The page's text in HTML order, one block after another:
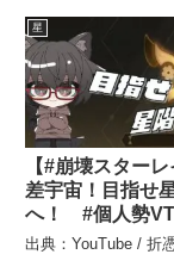
星
【#崩壊スター
差宇宙！目指せ
へ！ #個人勢
憑なぎ】 – 折憑
出典：YouTube / 折